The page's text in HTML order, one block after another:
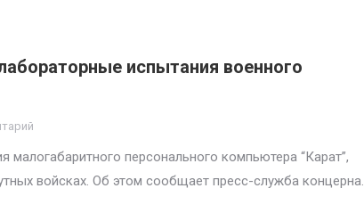
испытания военного
персонального компьютера “Карат”,
войсках. Об этом сообщает пресс-служба концерна.